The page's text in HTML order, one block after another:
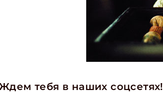
тебя в наших соцсетях!